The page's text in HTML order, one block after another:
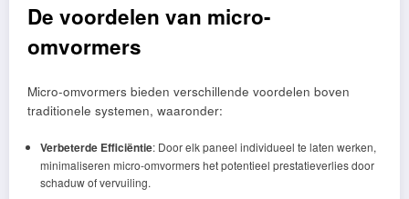
De voordelen van micro-
omvormers
Micro-omvormers bieden verschillende voordelen boven
traditionele systemen, waaronder:
Verbeterde Efficiëntie: Door elk paneel individueel te laten werken,
minimaliseren micro-omvormers het potentieel prestatieverlies door
schaduw of vervuiling.